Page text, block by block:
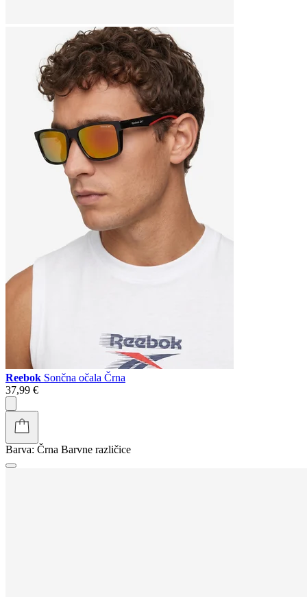
Reebok Sončna očala Črna
37,99 €
Barva: Črna Barvne različice